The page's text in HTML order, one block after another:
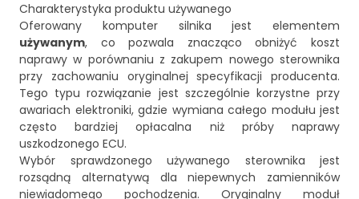
Charakterystyka produktu używanego
Oferowany komputer silnika jest elementem
używanym, co pozwala znacząco obniżyć koszt
naprawy w porównaniu z zakupem nowego sterownika
przy zachowaniu oryginalnej specyfikacji producenta.
Tego typu rozwiązanie jest szczególnie korzystne przy
awariach elektroniki, gdzie wymiana całego modułu jest
często bardziej opłacalna niż próby naprawy
uszkodzonego ECU.
Wybór sprawdzonego używanego sterownika jest
rozsądną alternatywą dla niepewnych zamienników
niewiadomego pochodzenia. Oryginalny moduł